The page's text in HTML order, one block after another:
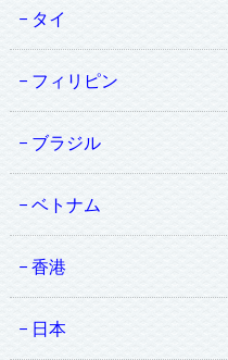
タイ
フィリピン
ブラジル
ベトナム
香港
日本